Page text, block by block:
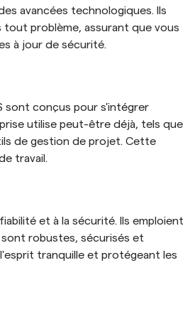
avancées technologiques. Ils
problème, assurant que vous
à jour de sécurité.
sont conçus pour s'intégrer
utilise peut-être déjà, tels que
de gestion de projet. Cette
travail.
et à la sécurité. Ils emploient
robustes, sécurisés et
tranquille et protégeant les